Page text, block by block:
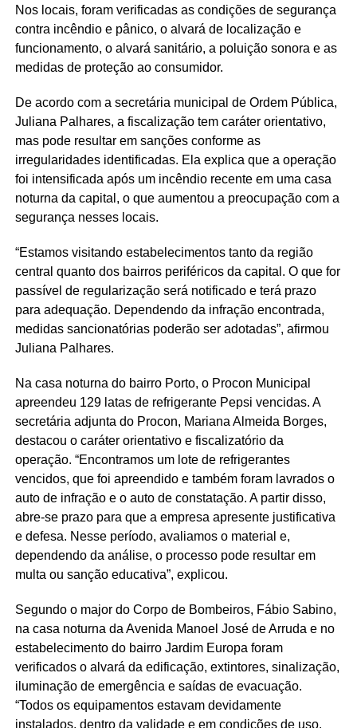
Nos locais, foram verificadas as condições de segurança
contra incêndio e pânico, o alvará de localização e
funcionamento, o alvará sanitário, a poluição sonora e as
medidas de proteção ao consumidor.
De acordo com a secretária municipal de Ordem Pública,
Juliana Palhares, a fiscalização tem caráter orientativo,
mas pode resultar em sanções conforme as
irregularidades identificadas. Ela explica que a operação
foi intensificada após um incêndio recente em uma casa
noturna da capital, o que aumentou a preocupação com a
segurança nesses locais.
“Estamos visitando estabelecimentos tanto da região
central quanto dos bairros periféricos da capital. O que for
passível de regularização será notificado e terá prazo
para adequação. Dependendo da infração encontrada,
medidas sancionatórias poderão ser adotadas”, afirmou
Juliana Palhares.
Na casa noturna do bairro Porto, o Procon Municipal
apreendeu 129 latas de refrigerante Pepsi vencidas. A
secretária adjunta do Procon, Mariana Almeida Borges,
destacou o caráter orientativo e fiscalizatório da
operação. “Encontramos um lote de refrigerantes
vencidos, que foi apreendido e também foram lavrados o
auto de infração e o auto de constatação. A partir disso,
abre-se prazo para que a empresa apresente justificativa
e defesa. Nesse período, avaliamos o material e,
dependendo da análise, o processo pode resultar em
multa ou sanção educativa”, explicou.
Segundo o major do Corpo de Bombeiros, Fábio Sabino,
na casa noturna da Avenida Manoel José de Arruda e no
estabelecimento do bairro Jardim Europa foram
verificados o alvará da edificação, extintores, sinalização,
iluminação de emergência e saídas de evacuação.
“Todos os equipamentos estavam devidamente
instalados, dentro da validade e em condições de uso.